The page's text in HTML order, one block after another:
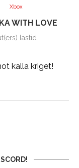
Xbox
WITH LOVE
lästid
kalla kriget!